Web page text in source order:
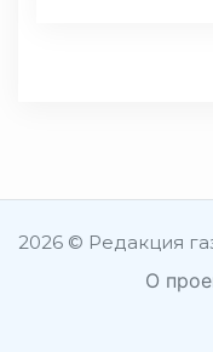
2026 © Редакция
О